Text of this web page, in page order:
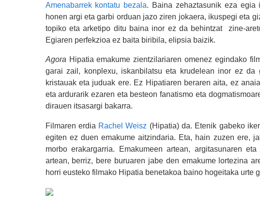
Amenabarrek kontatu bezala. Baina zehaztasunik eza egia
honen argi eta garbi orduan jazo ziren jokaera, ikuspegi eta
topiko eta arketipo ditu baina inor ez da behintzat zine-
Egiaren perfekzioa ez baita biribila, elipsia baizik.
Agora Hipatia emakume zientzilariaren omenez egindako
garai zail, konplexu, iskanbilatsu eta krudelean inor ez
kristauak eta juduak ere. Ez Hipatiaren beraren aita, ez
eta ardurarik ezaren eta besteon fanatismo eta
dirauen itsasargi bakarra.
Filmaren erdia Rachel Weisz (Hipatia) da. Etenik gabeko
egiten ez duen emakume aitzindaria. Eta, hain zuzen ere,
morbo erakargarria. Emakumeen artean, argitasunaren
artean, berriz, bere buruaren jabe den emakume lortezina
horri eusteko filmako Hipatia benetakoa baino hogeitaka urte